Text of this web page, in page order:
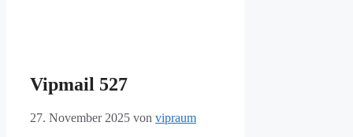
Vipmail 527
27. November 2025 von vipraum